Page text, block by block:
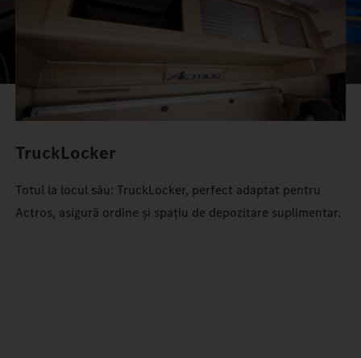
TruckLocker
Totul la locul său: TruckLocker, perfect adaptat pentru
Actros, asigură ordine și spațiu de depozitare suplimentar.